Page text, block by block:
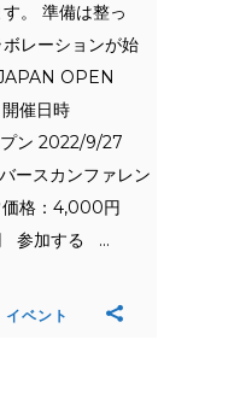
。 準備は整っ
レーションが始
OPEN
催日時
ン 2022/9/27
ースカンファレン
格：4,000円
参加する
イベント